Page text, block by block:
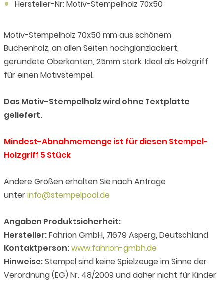
Hersteller-Nr: Motiv-Stempelholz 70x50
Motiv-Stempelholz 70x50 mm aus schönem
Buchenholz, an allen Seiten hochglanzlackiert,
gerundete Oberkanten, 25mm stark. Ideal als Holzgriff
für einen Motivstempel.
Das Motiv-Stempelholz wird ohne Textplatte
geliefert.
Mindest-Abnahmemenge ist für diesen Stempel-
Holzgriff 5 Stück
Andere Größen erhalten Sie nach Anfrage
unterinfo@stempelpool.de
Angaben Produktsicherheit:
Hersteller:Fahrion GmbH, 71679 Asperg, Deutschland
Kontaktperson:www.fahrion-gmbh.de
Hinweise:Stempel sind keine Spielzeuge im Sinne der
Verordnung (EG) Nr. 48/2009 und daher nicht für Kinder